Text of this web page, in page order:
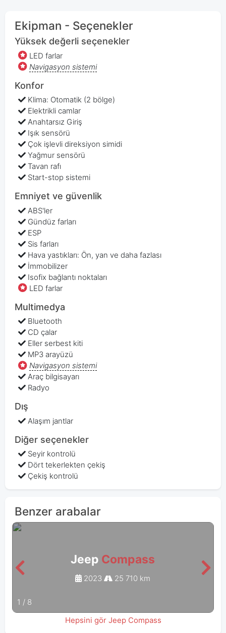
Ekipman - Seçenekler
Yüksek değerli seçenekler
LED farlar
Navigasyon sistemi
Konfor
Klima: Otomatik (2 bölge)
Elektrikli camlar
Anahtarsız Giriş
Işık sensörü
Çok işlevli direksiyon simidi
Yağmur sensörü
Tavan rafı
Start-stop sistemi
Emniyet ve güvenlik
ABS'ler
Gündüz farları
ESP
Sis farları
Hava yastıkları: Ön, yan ve daha fazlası
İmmobilizer
Isofix bağlantı noktaları
LED farlar
Multimedya
Bluetooth
CD çalar
Eller serbest kiti
MP3 arayüzü
Navigasyon sistemi
Araç bilgisayarı
Radyo
Dış
Alaşım jantlar
Diğer seçenekler
Seyir kontrolü
Dört tekerlekten çekiş
Çekiş kontrolü
Benzer arabalar
Jeep Compass
2023 25 710 km
1 / 8
Hepsini gör Jeep Compass